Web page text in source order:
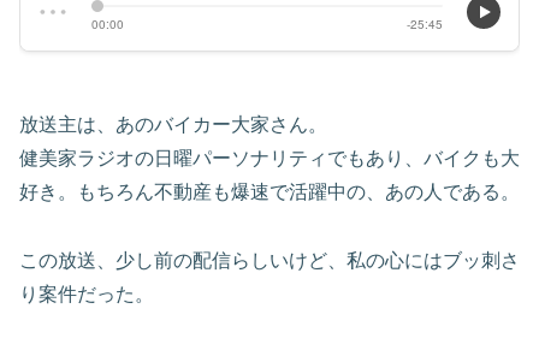
放送主は、あのバイカー大家さん。
健美家ラジオの日曜パーソナリティでもあり、バイクも大
好き。もちろん不動産も爆速で活躍中の、あの人である。
この放送、少し前の配信らしいけど、私の心にはブッ刺さ
り案件だった。